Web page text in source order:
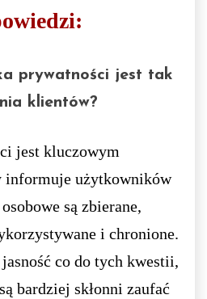
prywatności jest tak
klientów?
jest kluczowym
informuje użytkowników
są zbierane,
i chronione.
co do tych kwestii,
bardziej skłonni zaufać